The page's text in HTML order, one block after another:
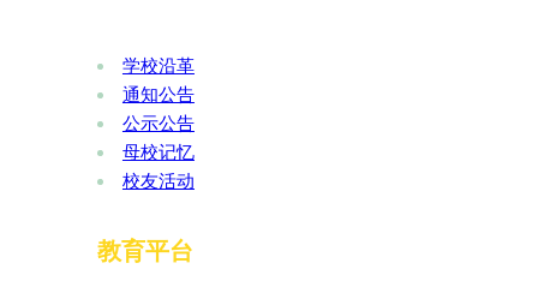
学校沿革
通知公告
公示公告
母校记忆
校友活动
教育平台